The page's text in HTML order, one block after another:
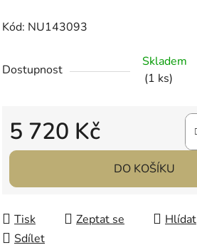
z
hvězdiček.
Kód: NU143093
Dostupnost
Skladem
(1 ks)
5 720 Kč
Měrná cena:
DO KOŠÍKU
Tisk Zeptat se
Hlídat
Sdílet